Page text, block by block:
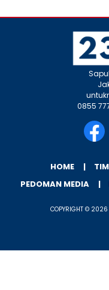
0855
HOME
PEDOMAN MEDIA
COPYRIGHT © 2026